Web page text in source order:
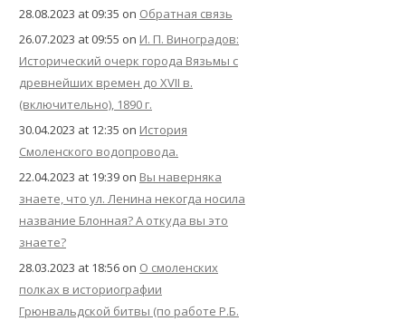
28.08.2023 at 09:35 on Обратная связь
26.07.2023 at 09:55 on И. П. Виноградов:
Исторический очерк города Вязьмы с
древнейших времен до XVII в.
(включительно), 1890 г.
30.04.2023 at 12:35 on История
Смоленского водопровода.
22.04.2023 at 19:39 on Вы наверняка
знаете, что ул. Ленина некогда носила
название Блонная? А откуда вы это
знаете?
28.03.2023 at 18:56 on О смоленских
полках в историографии
Грюнвальдской битвы (по работе Р.Б.